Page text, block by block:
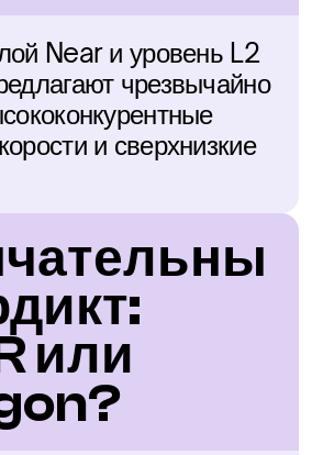
Near и уровень L2
чрезвычайно
и сверхнизкие
или